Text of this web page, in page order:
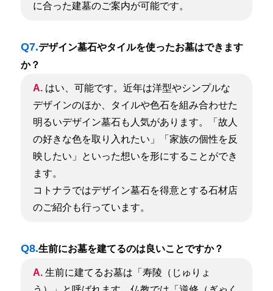
に合った建墓のご案内が可能です。
Q7.デザイン墓石やタイルを使ったお墓はできます
か？
A. はい、可能です。近年は洋型やシンプルな
デザインのほか、タイルや色石を組み合わせた
明るいデザイン墓石も人気があります。
「故人
の好きな色を取り入れたい」「家族の個性を反
映したい」といった想いを形にすることができ
ます。
コトナラではデザイン墓石を得意とする石材店
のご紹介も行っています。
Q8.生前にお墓を建てるのは良いことですか？
A.生前に建てるお墓は「寿陵（じゅりょ